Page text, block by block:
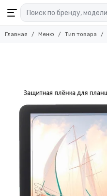
Главная Меню Тип товара